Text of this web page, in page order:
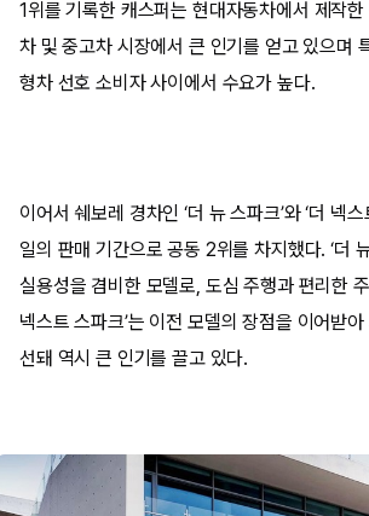
1위를 기록한 캐스퍼는 현대자동차에서 제작
차 및 중고차 시장에서 큰 인기를 얻고 있으며
형차 선호 소비자 사이에서 수요가 높다.
이어서 쉐보레 경차인 ‘더 뉴 스파크’와 ‘더 넥
일의 판매 기간으로 공동 2위를 차지했다. ‘더
실용성을 겸비한 모델로, 도심 주행과 편리한
넥스트 스파크’는 이전 모델의 장점을 이어받
선돼 역시 큰 인기를 끌고 있다.